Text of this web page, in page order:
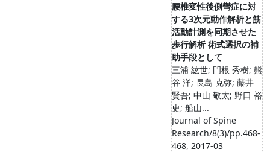
腰椎変性後側彎症に対
する3次元動作解析と筋
活動計測を同期させた
歩行解析 術式選択の補
助手段として
三浦 紘世; 門根 秀樹; 熊
谷 洋; 長島 克弥; 藤井
賢吾; 中山 敬太; 野口 裕
史; 船山...
Journal of Spine
Research/8(3)/pp.468-
468, 2017-03